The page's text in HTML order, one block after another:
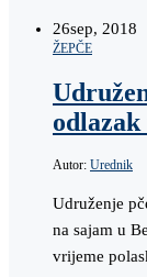
26sep, 2018
ŽEPČE
odlazak
Autor: Urednik
Udruženje
na sajam u
vrijeme